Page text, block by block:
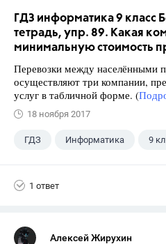
ГДЗ информатика 9 класс
тетрадь, упр. 89. Какая
минимальную стоимость
Перевозки между населёнными
осуществляют три компании,
услуг в табличной форме. (
18 ноября 2017
ГДЗ Информатика 9
1 ответ
Алексей Жирухин